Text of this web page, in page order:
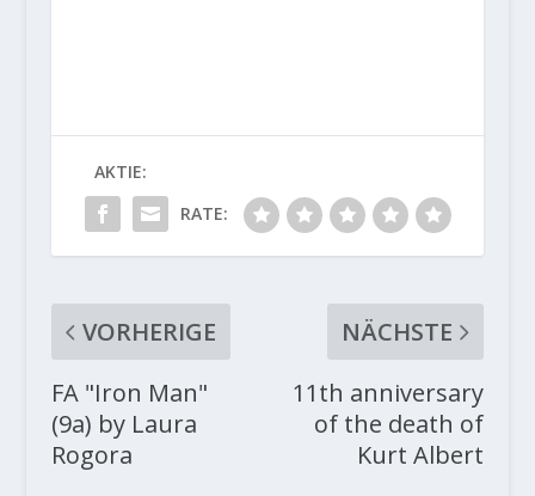
AKTIE:
RATE:
VORHERIGE
FA "Iron Man"
(9a) by Laura
Rogora
NÄCHSTE
11th anniversary
of the death of
Kurt Albert